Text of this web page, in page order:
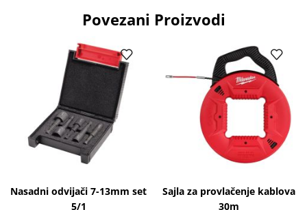
Povezani Proizvodi
Nasadni odvijači 7-13mm set
5/1
Sajla za provlačenje kablova
30m